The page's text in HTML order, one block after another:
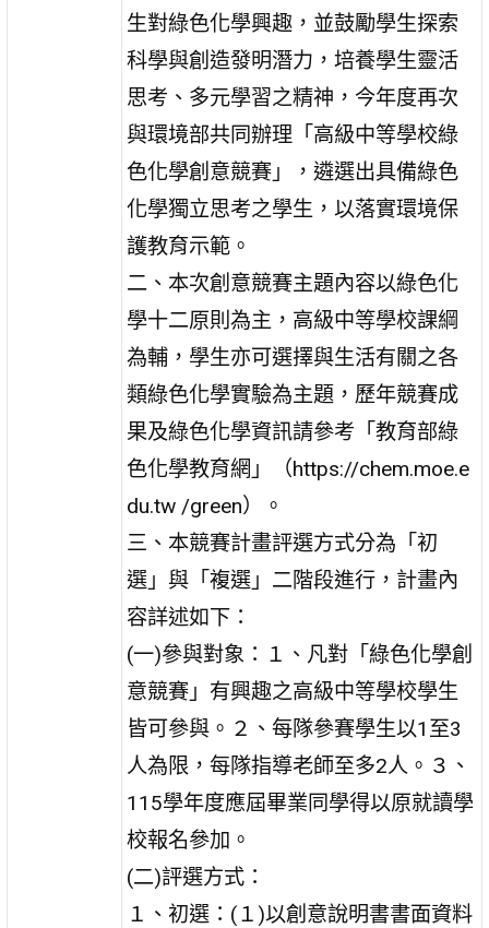
生對綠色化學興趣，並鼓勵學生探索
科學與創造發明潛力，培養學生靈活
思考、多元學習之精神，今年度再次
與環境部共同辦理「高級中等學校綠
色化學創意競賽」，遴選出具備綠色
化學獨立思考之學生，以落實環境保
護教育示範。
二、本次創意競賽主題內容以綠色化
學十二原則為主，高級中等學校課綱
為輔，學生亦可選擇與生活有關之各
類綠色化學實驗為主題，歷年競賽成
果及綠色化學資訊請參考「教育部綠
色化學教育網」（https://chem.moe.e
du.tw /green）。
三、本競賽計畫評選方式分為「初
選」與「複選」二階段進行，計畫內
容詳述如下：
(一)參與對象：１、凡對「綠色化學創
意競賽」有興趣之高級中等學校學生
皆可參與。２、每隊參賽學生以1至3
人為限，每隊指導老師至多2人。３、
115學年度應屆畢業同學得以原就讀學
校報名參加。
(二)評選方式：
１、初選：(１)以創意說明書書面資料